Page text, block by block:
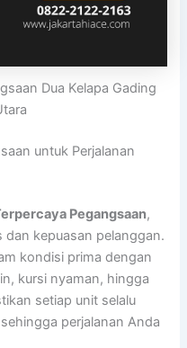
Dua Kelapa Gading
untuk Perjalanan
Pegangsaan,
dan kepuasan pelanggan.
kondisi prima dengan
kursi nyaman, hingga
setiap unit selalu
perjalanan Anda